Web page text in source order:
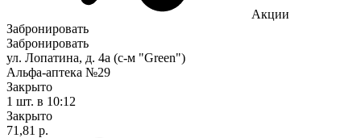
Акции
Забронировать
Забронировать
ул. Лопатина, д. 4а (с-м "Green")
Альфа-аптека №29
Закрыто
1 шт. в 10:12
Закрыто
71,81 р.